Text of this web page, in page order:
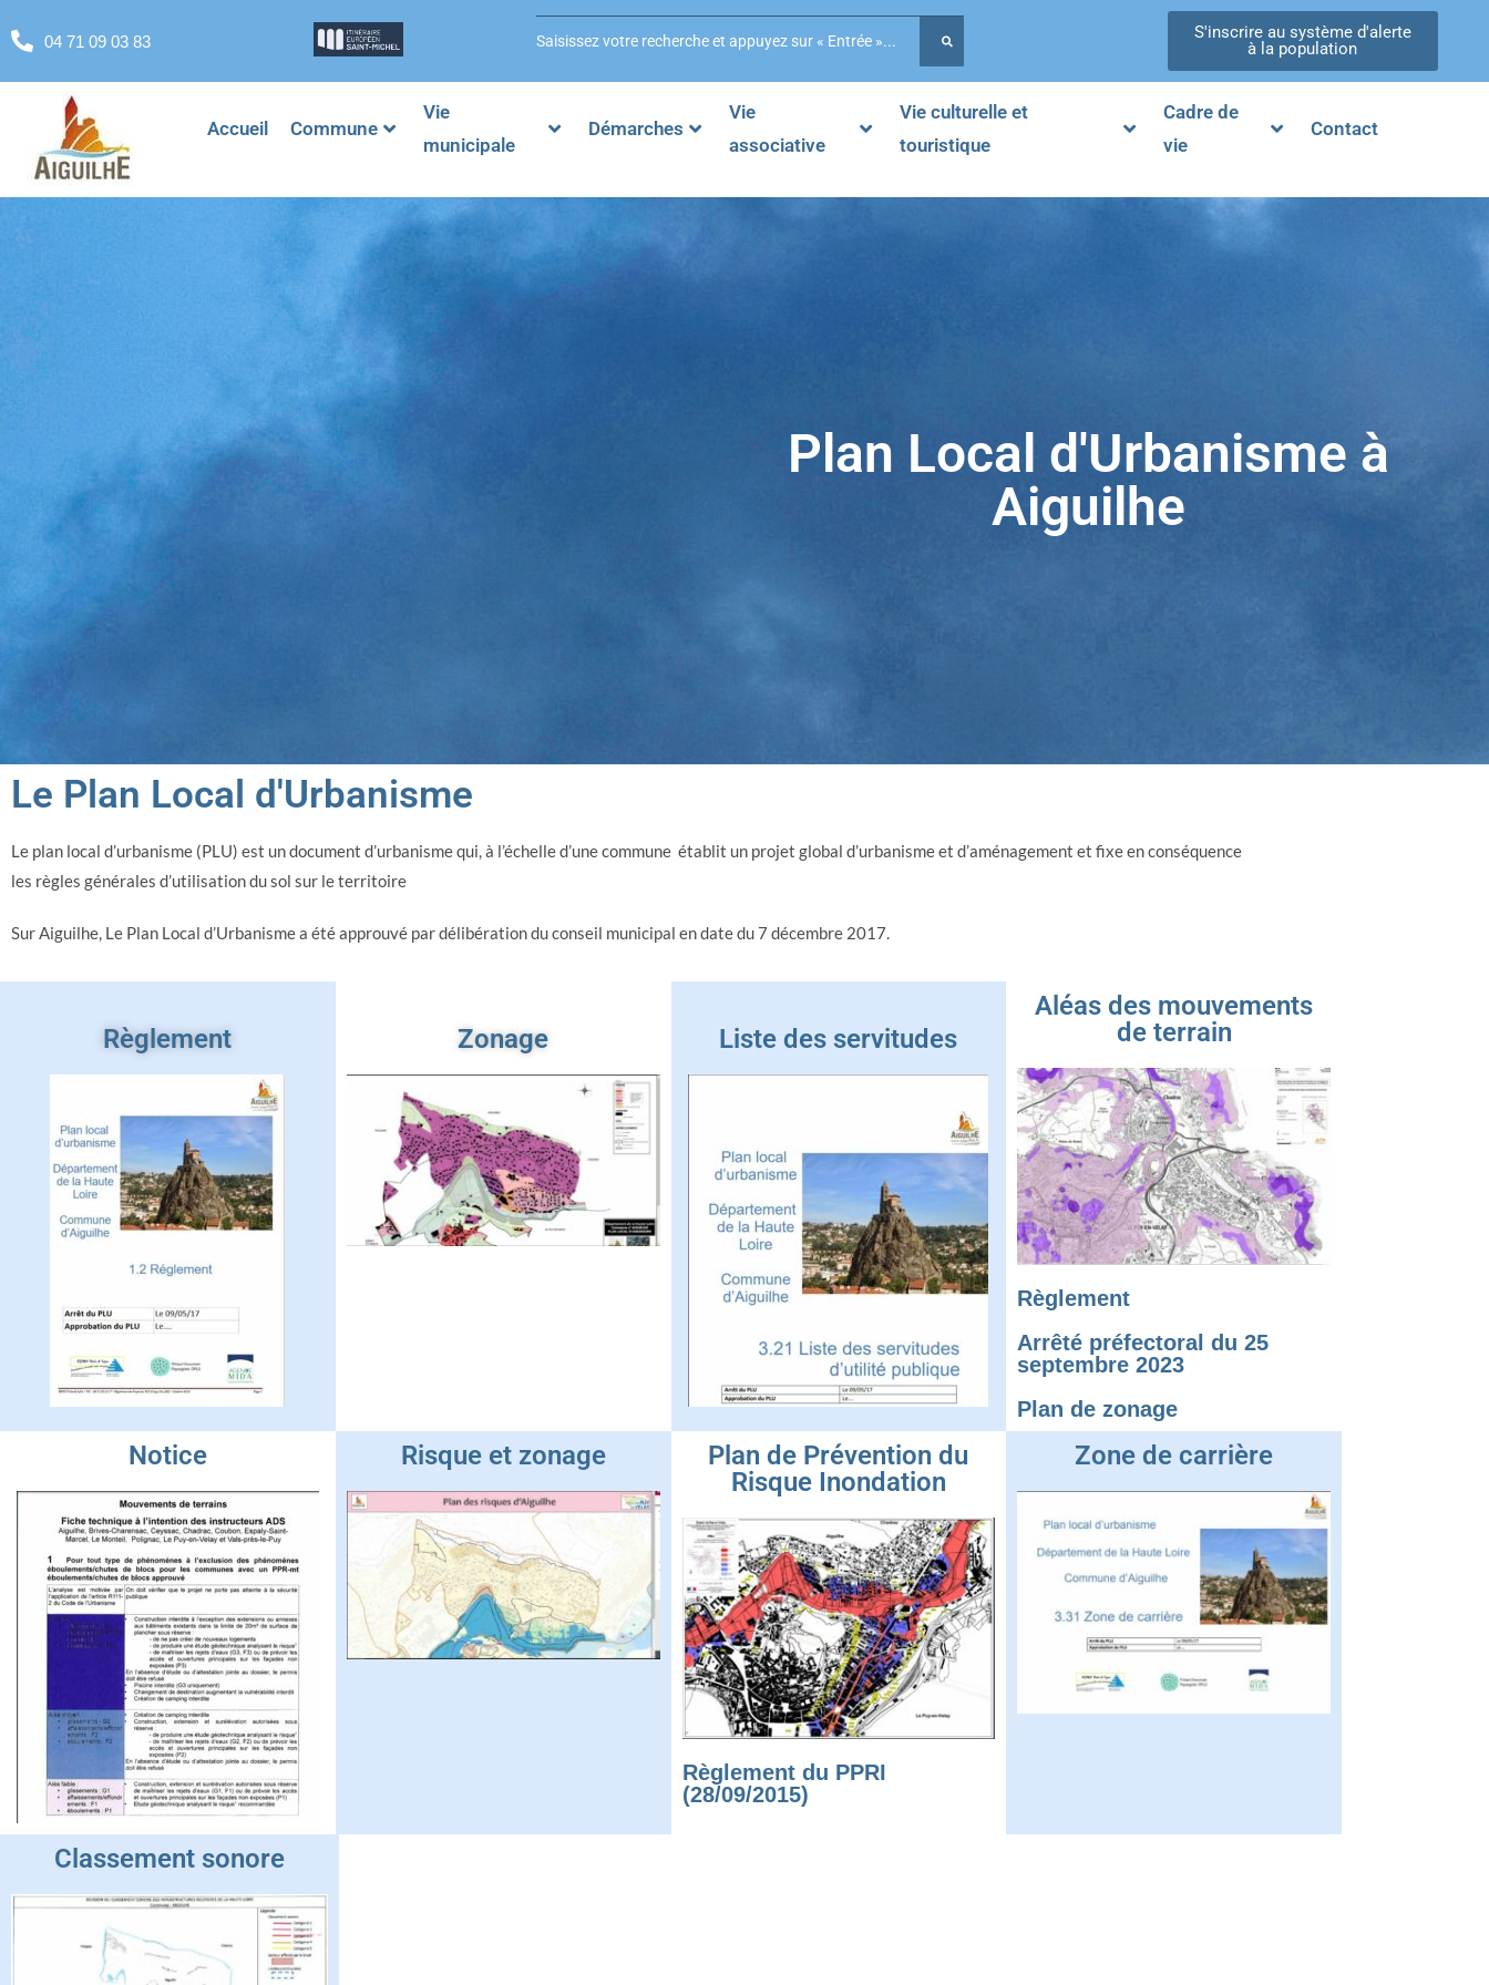
04 71 09 03 83
S'inscrire au système d'alerte
à la population
Accueil Commune
Vie
municipale
Démarches
Vie
associative
Vie culturelle et
touristique
Cadre de
vie
Contact
Plan Local d'Urbanisme à
Aiguilhe
Le Plan Local d'Urbanisme
Le plan local d’urbanisme (PLU) est un document d’urbanisme qui, à l’échelle d’une commune établit un projet global d’urbanisme et d’aménagement et fixe en conséquence
les règles générales d’utilisation du sol sur le territoire
Sur Aiguilhe, Le Plan Local d’Urbanisme a été approuvé par délibération du conseil municipal en date du 7 décembre 2017.
Règlement Zonage Liste des servitudes
Aléas des mouvements
de terrain
Règlement
Arrêté préfectoral du 25
septembre 2023
Plan de zonage
Notice Risque et zonage
Plan de Prévention du
Risque Inondation
Règlement du PPRI
(28/09/2015)
Zone de carrière
Classement sonore